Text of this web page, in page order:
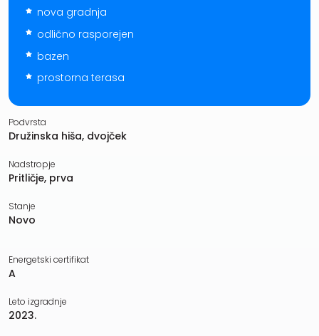
nova gradnja
odlično rasporejen
bazen
prostorna terasa
Podvrsta
Družinska hiša, dvojček
Nadstropje
Pritličje, prva
Stanje
Novo
Energetski certifikat
A
Leto izgradnje
2023.